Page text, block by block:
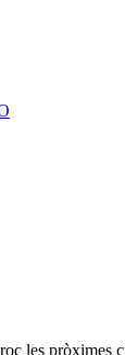
les pròximes